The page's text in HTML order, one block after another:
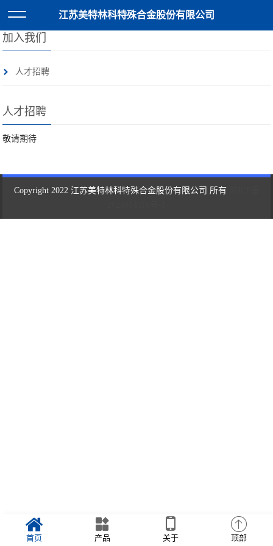
江苏美特林科特殊合金股份有限公司
首页 加入我们>>人才招聘
加入我们
人才招聘
人才招聘
敬请期待
Copyright 2022 江苏美特林科特殊合金股份有限公司 所有
首页 产品 关于 顶部